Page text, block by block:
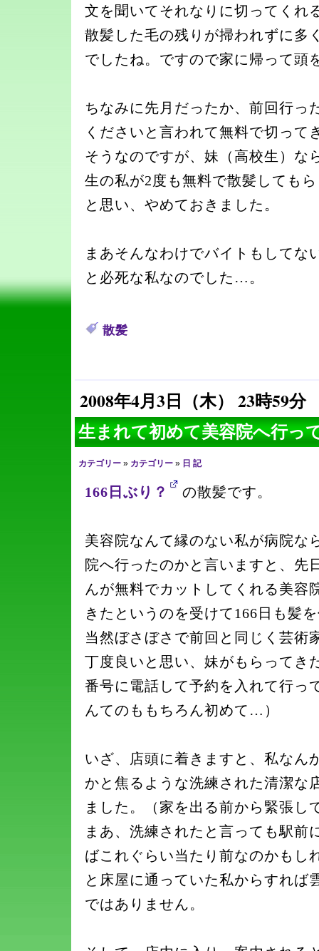
文を聞いてそれなりに切ってくれ
散髪した毛の残りが掃われずに多
でしたね。ですので家に帰って頭
ちなみに先月だったか、前回行っ
くださいと言われて無料で切って
そうなのですが、妹（高校生）な
生の私が2度も無料で散髪しても
と思い、やめておきました。
まあそんなわけでバイトもしてな
と必死な私なのでした…。
散髪
2008年4月3日（木） 23時59分
生まれて初めて美容院へ行っ
カテゴリー » カテゴリー » 日 記
166日ぶり？ の散髪です。
美容院なんて縁のない私が病院な
院へ行ったのかと言いますと、先
んが無料でカットしてくれる美容
きたというのを受けて166日も髪
当然ぼさぼさで前回と同じく芸術
丁度良いと思い、妹がもらってき
番号に電話して予約を入れて行っ
んてのももちろん初めて…）
いざ、店頭に着きますと、私なん
かと焦るような洗練された清潔な
ました。（家を出る前から緊張し
まあ、洗練されたと言っても駅前
ばこれぐらい当たり前なのかもし
と床屋に通っていた私からすれば
ではありません。